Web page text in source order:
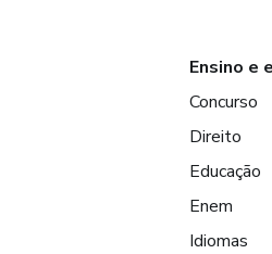
Ensino e
Concurso
Direito
Educação
Enem
Idiomas